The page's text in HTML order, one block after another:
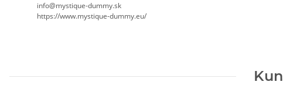
info@mystique-dummy.sk
https://www.mystique-dummy.eu/